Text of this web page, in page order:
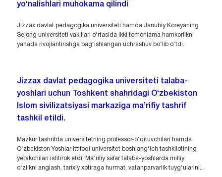
yo‘nalishlari muhokama qilindi
Jizzax davlat pedagogika universiteti hamda Janubiy Koreyaning
Sejong universiteti vakillari o‘rtasida ikki tomonlama hamkorlikni
yanada rivojlantirishga bag‘ishlangan uchrashuv bo‘lib o‘tdi.
Jizzax davlat pedagogika universiteti talaba-
yoshlari uchun Toshkent shahridagi O‘zbekiston
Islom sivilizatsiyasi markaziga ma’rifiy tashrif
tashkil etildi.
Mazkur tashrifda universitetning professor-o‘qituvchilari hamda
O‘zbekiston Yoshlar ittifoqi universitet boshlang‘ich tashkilotining
yetakchilari ishtirok etdi. Ma’rifiy safar talaba-yoshlarda milliy
o‘zlikni anglash, tarixiy xotiraga hurmat, vatanparvarlik tuyg‘ularini...